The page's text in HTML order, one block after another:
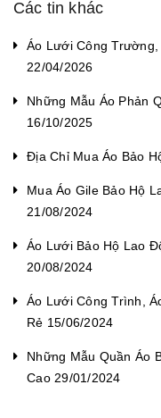
Các tin khác
Áo Lưới Công
22/04/2026
Những Mẫu Áo Phản
16/10/2025
Địa Chỉ Mua Áo Bảo
Mua Áo Gile Bảo Hộ
21/08/2024
Áo Lưới Bảo Hộ Lao
20/08/2024
Áo Lưới Công Trình,
Rẻ 15/06/2024
Những Mẫu Quần Áo
Cao 29/01/2024